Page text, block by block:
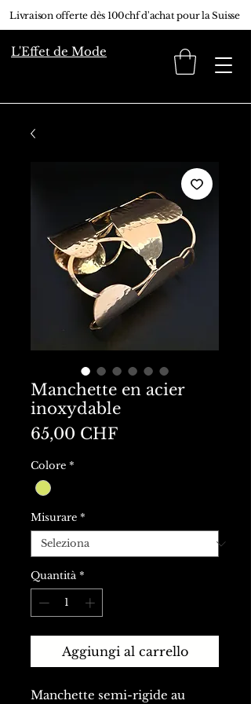
Livraison offerte dès 100chf d'achat pour la Suisse
L'Effet de Mode
Manchette en acier
inoxydable
65,00 CHFPrezzo
Colore *
Misurare *
Quantità *
Aggiungi al carrello
Manchette semi-rigide au